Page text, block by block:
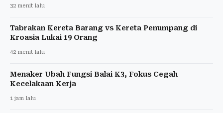
32 menit lalu
Tabrakan Kereta Barang vs Kereta Penumpang di
Kroasia Lukai 19 Orang
42 menit lalu
Menaker Ubah Fungsi Balai K3, Fokus Cegah
Kecelakaan Kerja
1 jam lalu